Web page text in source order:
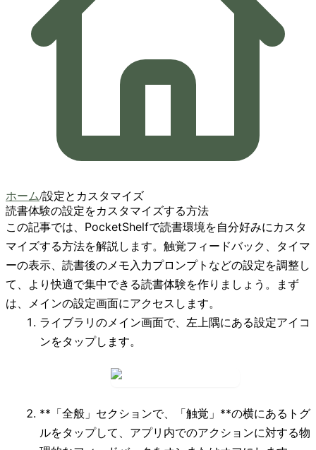
ホーム/設定とカスタマイズ
読書体験の設定をカスタマイズする方法
この記事では、PocketShelfで読書環境を自分好みにカスタ
マイズする方法を解説します。触覚フィードバック、タイマ
ーの表示、読書後のメモ入力プロンプトなどの設定を調整し
て、より快適で集中できる読書体験を作りましょう。まず
は、メインの設定画面にアクセスします。
ライブラリのメイン画面で、左上隅にある設定アイコ
ンをタップします。
**「全般」 セクションで、
「触覚」**の横にあるトグ
ルをタップして、アプリ内でのアクションに対する物